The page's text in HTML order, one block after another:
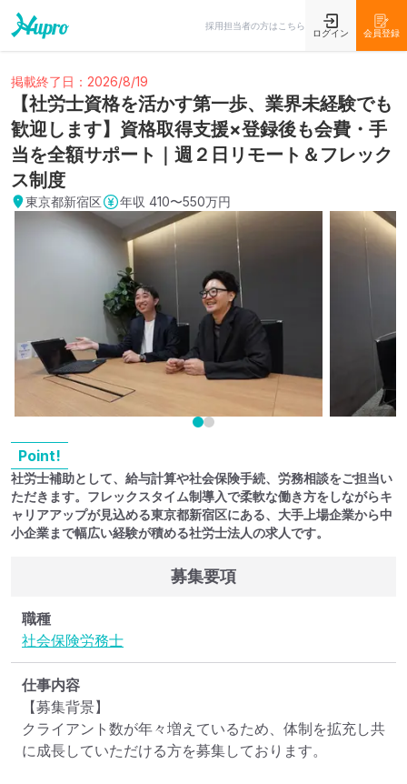
採用担当者の方はこちら
ログイン 会員登録
掲載終了日：2026/8/19
【社労士資格を活かす第一歩、業界未経験でも
歓迎します】資格取得支援×登録後も会費・手
当を全額サポート｜週２日リモート＆フレック
ス制度
東京都新宿区 年収 410〜550万円
Point!
社労士補助として、給与計算や社会保険手続、労務相談をご担当い
ただきます。フレックスタイム制導入で柔軟な働き方をしながらキ
ャリアアップが見込める東京都新宿区にある、大手上場企業から中
小企業まで幅広い経験が積める社労士法人の求人です。
募集要項
職種
社会保険労務士
仕事内容
【募集背景】
クライアント数が年々増えているため、体制を拡充し共
に成長していただける方を募集しております。